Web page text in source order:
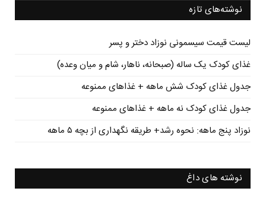
نوشته‌های تازه
لیست قیمت سیسمونی نوزاد دختر و پسر
غذای کودک یک ساله (صبحانه، ناهار، شام و میان وعده)
جدول غذای کودک شش ماهه + غذاهای ممنوعه
جدول غذای کودک نه ماهه + غذاهای ممنوعه
نوزاد پنج ماهه: نحوه رشد+ طریقه نگهداری از بچه ۵ ماهه
نوشته های داغ